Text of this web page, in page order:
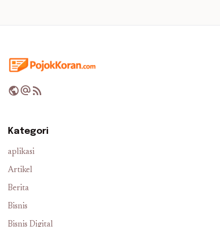
publicalternate_emailrss_feed
Kategori
aplikasi
Artikel
Berita
Bisnis
Bisnis Digital